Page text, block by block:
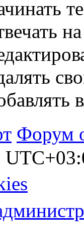
Форум